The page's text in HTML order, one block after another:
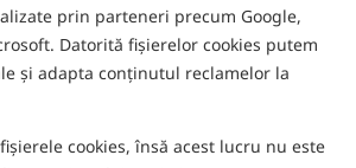
prin parteneri precum Google,
Datorită fișierelor cookies putem
și adapta conținutul reclamelor la
cookies, însă acest lucru nu este
FILTRU
PLUTITOARE